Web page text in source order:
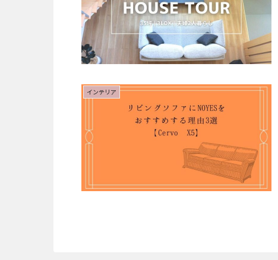
インテリア